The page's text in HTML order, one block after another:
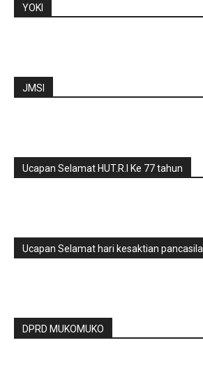
YOKI
JMSI
Ucapan Selamat HUT.R.I Ke 77 tahun
Ucapan Selamat hari kesaktian pancasila
DPRD MUKOMUKO